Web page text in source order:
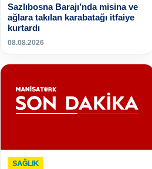
Sazlıbosna Barajı’nda misina ve
ağlara takılan karabatağı itfaiye
kurtardı
08.08.2026
SAĞLIK